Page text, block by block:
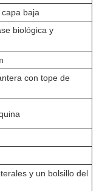
baja
biológica y
con tope de
y un bolsillo del